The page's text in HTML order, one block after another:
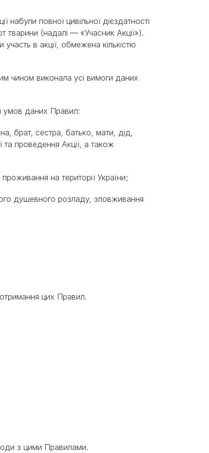
набули повної цивільної дієздатності
тварини (надалі — «Учасник Акції»).
в акції, обмежена кількістю
чином виконала усі вимоги даних
умов даних Правил:
брат, сестра, батько, мати, дід,
та проведення Акції, а також
на території України;
душевного розладу, зловживання
цих Правил.
з цими Правилами.